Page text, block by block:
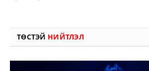
ТӨСТЭЙ НИЙТЛЭЛ